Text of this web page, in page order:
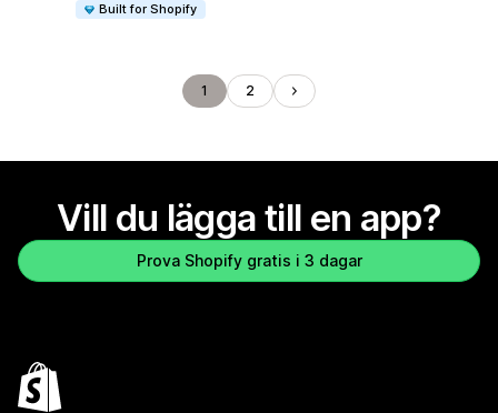
Built for Shopify
1 2
Vill du lägga till en app?
Prova Shopify gratis i 3 dagar